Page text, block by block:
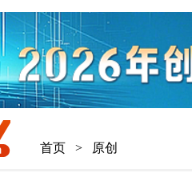
首页 > 原创